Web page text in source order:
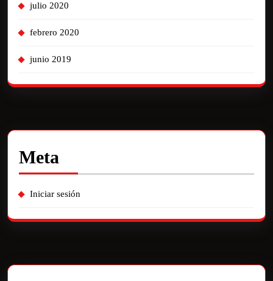
julio 2020
febrero 2020
junio 2019
Meta
Iniciar sesión